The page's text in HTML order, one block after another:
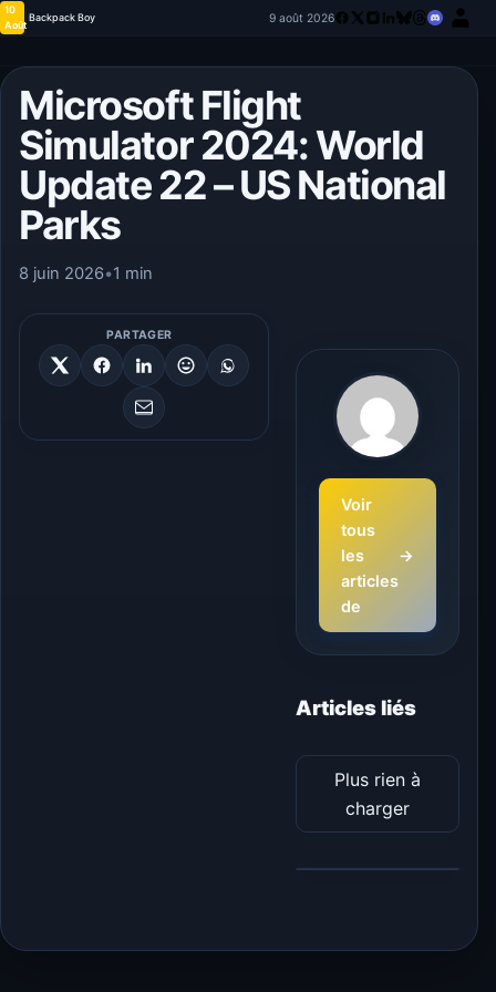
10
Août
Backpack Boy 9 août 2026
Microsoft Flight
Simulator 2024: World
Update 22 – US National
Parks
8 juin 2026•1 min
PARTAGER
Voir
tous
les
articles
de
→
Articles liés
Plus rien à
charger